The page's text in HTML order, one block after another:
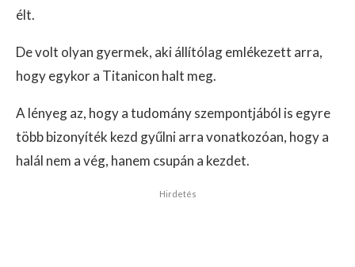
élt.
De volt olyan gyermek, aki állítólag emlékezett arra,
hogy egykor a Titanicon halt meg.
A lényeg az, hogy a tudomány szempontjából is egyre
több bizonyíték kezd gyűlni arra vonatkozóan, hogy a
halál nem a vég, hanem csupán a kezdet.
Hirdetés